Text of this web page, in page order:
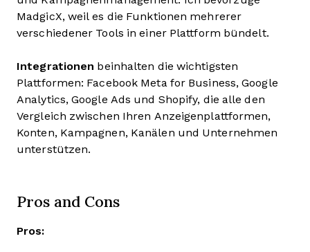
MadgicX, weil es die Funktionen mehrerer
verschiedener Tools in einer Plattform bündelt.
Integrationen beinhalten die wichtigsten
Plattformen: Facebook Meta for Business, Google
Analytics, Google Ads und Shopify, die alle den
Vergleich zwischen Ihren Anzeigenplattformen,
Konten, Kampagnen, Kanälen und Unternehmen
unterstützen.
Pros and Cons
Pros: